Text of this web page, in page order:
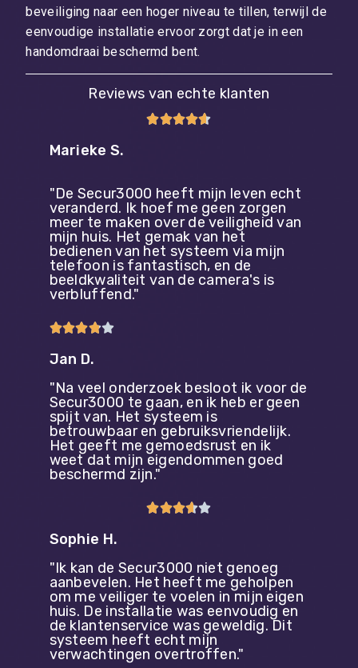
beveiliging naar een hoger niveau te tillen, terwijl de
eenvoudige installatie ervoor zorgt dat je in een
handomdraai beschermd bent.
Reviews van echte klanten

Marieke S.
"De Secur3000 heeft mijn leven echt
veranderd. Ik hoef me geen zorgen
meer te maken over de veiligheid van
mijn huis. Het gemak van het
bedienen van het systeem via mijn
telefoon is fantastisch, en de
beeldkwaliteit van de camera's is
verbluffend."

Jan D.
"Na veel onderzoek besloot ik voor de
Secur3000 te gaan, en ik heb er geen
spijt van. Het systeem is
betrouwbaar en gebruiksvriendelijk.
Het geeft me gemoedsrust en ik
weet dat mijn eigendommen goed
beschermd zijn."

Sophie H.
"Ik kan de Secur3000 niet genoeg
aanbevelen. Het heeft me geholpen
om me veiliger te voelen in mijn eigen
huis. De installatie was eenvoudig en
de klantenservice was geweldig. Dit
systeem heeft echt mijn
verwachtingen overtroffen."